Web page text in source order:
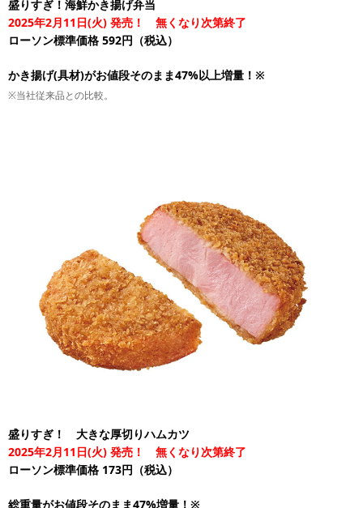
盛りすぎ！海鮮かき揚げ弁当
2025年2月11日(火) 発売！ 無くなり次第終了
ローソン標準価格 592円（税込）
かき揚げ(具材)がお値段そのまま47%以上増量！※
※当社従来品との比較。
盛りすぎ！ 大きな厚切りハムカツ
2025年2月11日(火) 発売！ 無くなり次第終了
ローソン標準価格 173円（税込）
総重量がお値段そのまま47%増量！※